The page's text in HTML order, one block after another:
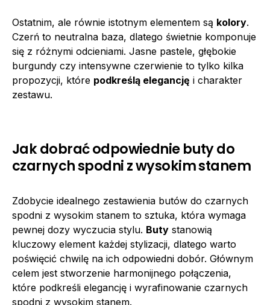
Ostatnim, ale równie istotnym elementem są kolory.
Czerń to neutralna baza, dlatego świetnie komponuje
się z różnymi odcieniami. Jasne pastele, głębokie
burgundy czy intensywne czerwienie to tylko kilka
propozycji, które podkreślą elegancję i charakter
zestawu.
Jak dobrać odpowiednie buty do
czarnych spodni z wysokim stanem
Zdobycie idealnego zestawienia butów do czarnych
spodni z wysokim stanem to sztuka, która wymaga
pewnej dozy wyczucia stylu. Buty stanowią
kluczowy element każdej stylizacji, dlatego warto
poświęcić chwilę na ich odpowiedni dobór. Głównym
celem jest stworzenie harmonijnego połączenia,
które podkreśli elegancję i wyrafinowanie czarnych
spodni z wysokim stanem.